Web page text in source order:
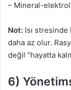
– Mineral-
Not: Isı stresinde
daha az olur.
değil “hayatta
6)